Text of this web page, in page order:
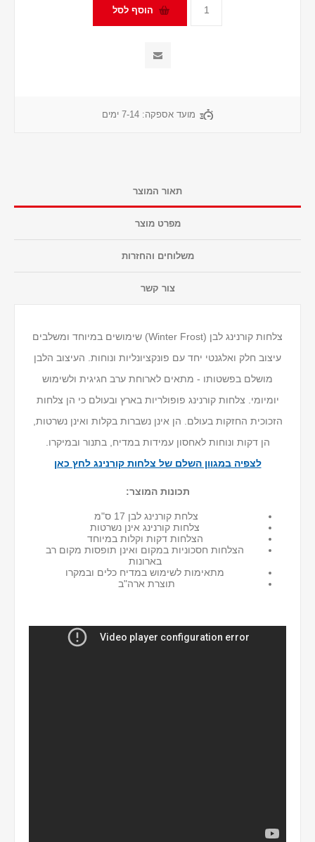
מועד אספקה: 7-14 ימים
תאור המוצר
מפרט מוצר
משלוחים והחזרות
צור קשר
צלחות קורנינג לבן (Winter Frost) שימושים במיוחד ומשלבים
עיצוב חלק ואלגנטי יחד עם פונקציונליות ונוחות. העיצוב הלבן
מושלם בפשטותו - מתאים לארוחת ערב חגיגית ולשימוש
יומיומי. צלחות קורנינג פופולריות בארץ ובעולם כי הן צלחות
הזכוכית החזקות בעולם. הן אינן נשברות בקלות ואינן נשרטות,
הן דקות ונוחות לאחסון עמידות במדיח, בתנור ובמיקרו.
לצפיה במגוון השלם של צלחות קורנינג לחץ כאן
תכונות המוצר:
צלחת קורנינג לבן 17 ס"מ
צלחות קורנינג אינן נשרטות
הצלחות דקות וקלות במיוחד
הצלחות חסכוניות במקום ואינן תופסות מקום רב
בארונות
מתאימות לשימוש במדיח כלים ובמקרו
תוצרת ארה"ב